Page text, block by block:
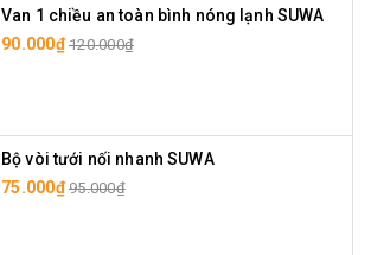
Van 1 chiều an toàn bình nóng lạnh SUWA
90.000₫ 120.000₫
Bộ vòi tưới nối nhanh SUWA
75.000₫ 95.000₫